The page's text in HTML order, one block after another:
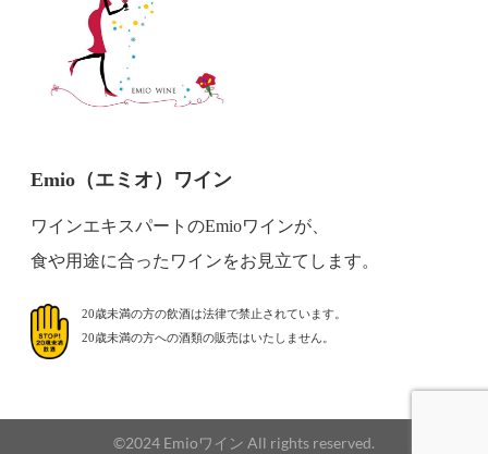
Emio（エミオ）ワイン
ワインエキスパートのEmioワインが、
食や用途に合ったワインをお見立てします。
20歳未満の方の飲酒は法律で禁止されています。
20歳未満の方への酒類の販売はいたしません。
©2024 Emioワイン All rights reserved.